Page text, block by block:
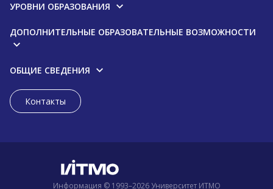
УРОВНИ ОБРАЗОВАНИЯ
ДОПОЛНИТЕЛЬНЫЕ ОБРАЗОВАТЕЛЬНЫЕ ВОЗМОЖНОСТИ
ОБЩИЕ СВЕДЕНИЯ
Контакты
Информация © 1993–2026 Университет ИТМО